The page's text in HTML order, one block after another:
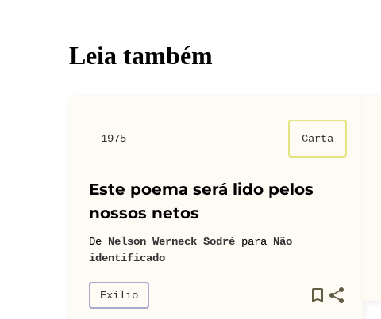
Leia também
1975 Carta
Este poema será lido pelos
nossos netos
De Nelson Werneck Sodré para Não
identificado
Exílio